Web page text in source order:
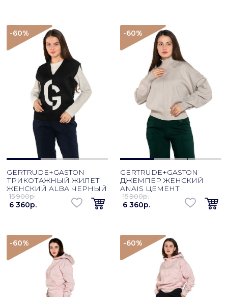
-60%
GERTRUDE+GASTON
ТРИКОТАЖНЫЙ ЖИЛЕТ
ЖЕНСКИЙ ALBA ЧЕРНЫЙ
15 900p.
6 360p.
-60%
GERTRUDE+GASTON
ДЖЕМПЕР ЖЕНСКИЙ
ANAIS ЦЕМЕНТ
15 900p.
6 360p.
-60% -60%